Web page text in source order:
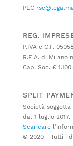
PEC
REG.
P.IVA e C.F.
R.E.A. di Milano
Cap. Soc. €
SPLIT
Società
dal 1 luglio 2017.
Scaricare
© 2020 - Tutti i